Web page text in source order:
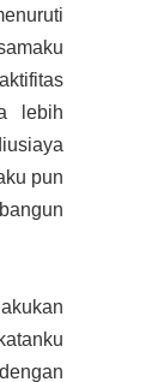
lebih
pun